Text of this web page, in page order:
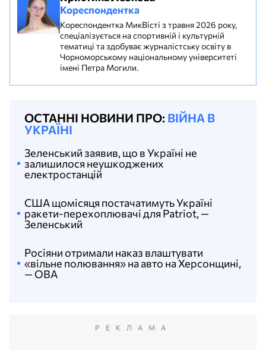
Кореспондентка
Кореспондентка МикВісті з травня 2026 року,
спеціалізується на спортивній і культурній
тематиці та здобуває журналістську освіту в
Чорноморському національному університеті
імені Петра Могили.
ОСТАННІ НОВИНИ ПРО: ВІЙНА В
УКРАЇНІ
Росіяни отримали наказ влаштувати
«вільне полювання» на авто на Херсонщині,
— ОВА
США щомісяця постачатимуть Україні
ракети-перехоплювачі для Patriot, —
Зеленський
Зеленський заявив, що в Україні не
залишилося неушкоджених
електростанцій
РЕКЛАМА